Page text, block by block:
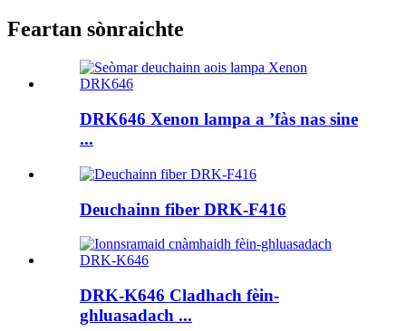
Feartan sònraichte
DRK646 Xenon lampa a ’fàs nas sine
...
Deuchainn fiber DRK-F416
DRK-K646 Cladhach fèin-
ghluasadach ...